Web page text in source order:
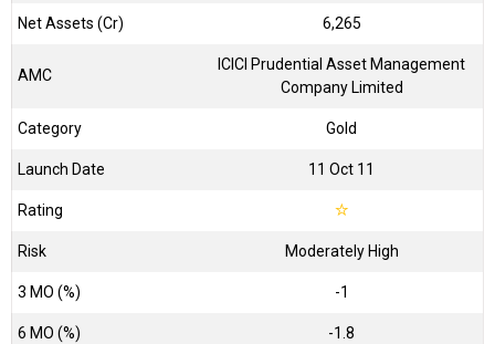
Net Assets (Cr) ₹6,265
AMC
ICICI Prudential Asset Management
Company Limited
Category Gold
Launch Date 11 Oct 11
Rating ☆
Risk Moderately High
3 MO (%) -1
6 MO (%) -1.8